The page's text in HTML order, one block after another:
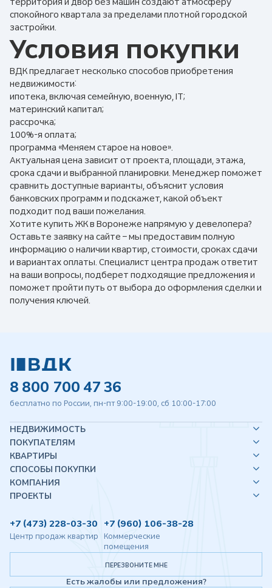
спокойного квартала за пределами плотной городской
застройки.
Условия покупки
ВДК предлагает несколько способов приобретения
недвижимости:
ипотека, включая семейную, военную, IT;
материнский капитал;
рассрочка;
100%-я оплата;
программа «Меняем старое на новое».
Актуальная цена зависит от проекта, площади, этажа,
срока сдачи и выбранной планировки. Менеджер поможет
сравнить доступные варианты, объяснит условия
банковских программ и подскажет, какой объект
подходит под ваши пожелания.
Хотите купить ЖК в Воронеже напрямую у девелопера?
Оставьте заявку на сайте – мы предоставим полную
информацию о наличии квартир, стоимости, сроках сдачи
и вариантах оплаты. Специалист центра продаж ответит
на ваши вопросы, подберет подходящие предложения и
поможет пройти путь от выбора до оформления сделки и
получения ключей.
8 800 700 47 36
бесплатно по России, пн-пт 9:00-19:00, сб 10:00-17:00
НЕДВИЖИМОСТЬ
ПОКУПАТЕЛЯМ
КВАРТИРЫ
СПОСОБЫ ПОКУПКИ
КОМПАНИЯ
ПРОЕКТЫ
+7 (473) 228-03-30
Центр продаж квартир
+7 (960) 106-38-28
Коммерческие
помещения
ПЕРЕЗВОНИТЕ МНЕ
Есть жалобы или предложения?